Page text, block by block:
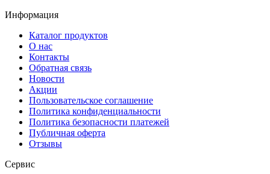
Информация
Каталог продуктов
О нас
Контакты
Обратная связь
Новости
Акции
Пользовательское соглашение
Политика конфиденциальности
Политика безопасности платежей
Публичная оферта
Отзывы
Сервис